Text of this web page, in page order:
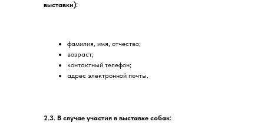
выставки):
фамилия, имя, отчество;
возраст;
контактный телефон;
адрес электронной почты.
2.3. В случае участия в выставке собак: